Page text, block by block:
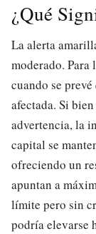
¿Qué
La alerta
moderado. Para
cuando se
afectada. Si
advertencia, la
capital se
ofreciendo un
apuntan a
límite pero sin
podría elevarse